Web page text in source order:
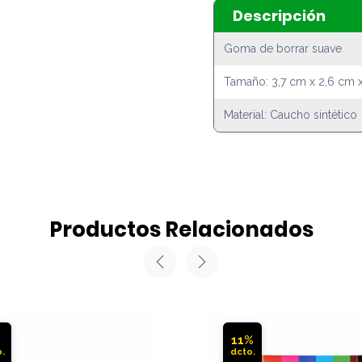
Descripción
Goma de borrar suave
Tamaño: 3,7 cm x 2,6 cm
Material: Caucho sintético
Productos Relacionados
11%